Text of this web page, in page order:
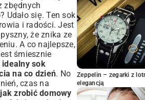
Odporność –
z Picia
Się Zdrowym
zbędnych
Udało się. Ten sok
i radości. Jest
że znika ze
A co najlepsze,
śmiesznie
idealny sok
na co dzień. No
czas na
jak zrobić domowy
Zeppelin – zegarki z
elegancją